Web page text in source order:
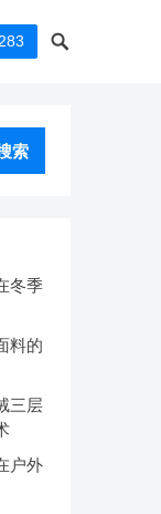
索
冬季
料的
三层
户外